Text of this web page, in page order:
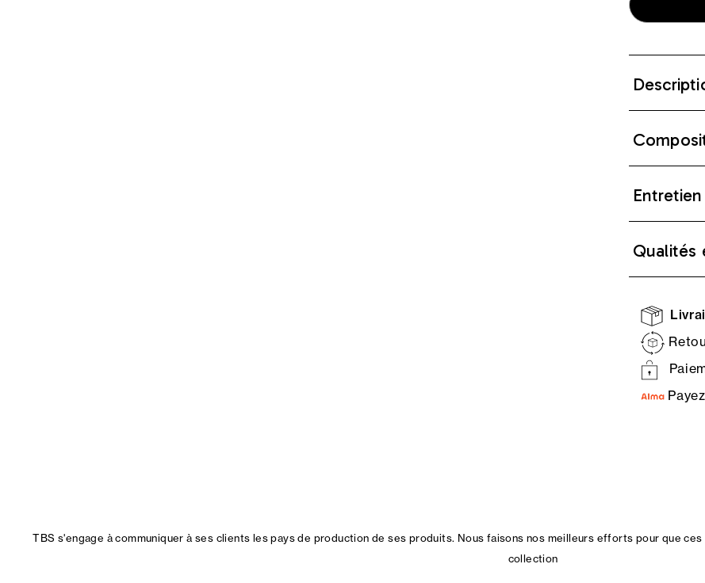
Entretien
Qualités
TBS s'engage à communiquer à ses clients les pays de production de ses produits. Nous faisons nos meilleurs efforts pour que
collection